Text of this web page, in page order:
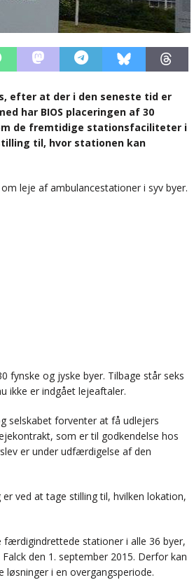
efter at der i den seneste tid er
har BIOS placeringen af 30
de fremtidige stationsfaciliteter i
til, hvor stationen kan
leje af ambulancestationer i syv byer.
fynske og jyske byer. Tilbage står seks
ikke er indgået lejeaftaler.
selskabet forventer at få udlejers
som er til godkendelse hos
er under udfærdigelse af den
ved at tage stilling til, hvilken lokation,
stationer i alle 36 byer,
den 1. september 2015. Derfor kan
løsninger i en overgangsperiode.